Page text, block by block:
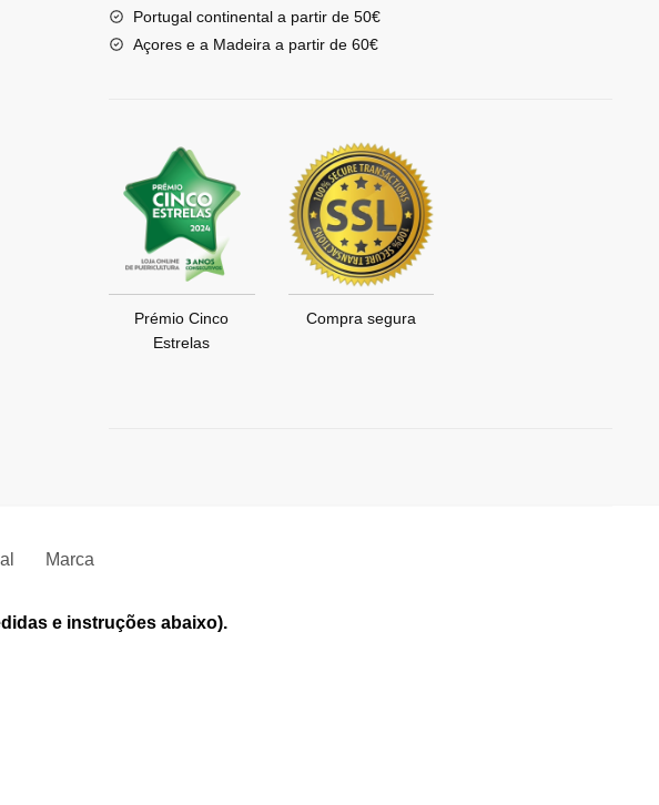
Portugal continental a partir de 50€
Açores e a Madeira a partir de 60€
Prémio Cinco
Estrelas
Compra segura
Marca
e instruções abaixo).